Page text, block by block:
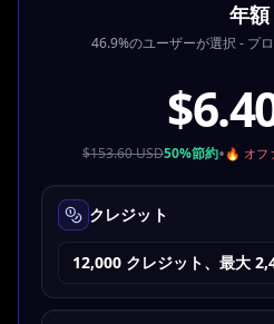
年額
46.9%のユーザーが選択 - プ
$153.60 USD50%節約•🔥 オフ
クレジット
12,000 クレジット、最大